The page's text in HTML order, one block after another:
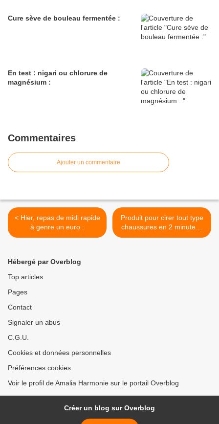
Cure sève de bouleau fermentée :
En test : nigari ou chlorure de
magnésium :
Commentaires
Ajouter un commentaire
< Hier, repas de midi rapide
à genre un euro :
Produit pour cirer tout type
chaussures en 2 minutes :
>
Hébergé par Overblog
Top articles
Pages
Contact
Signaler un abus
C.G.U.
Cookies et données personnelles
Préférences cookies
Voir le profil de Amalia Harmonie sur le portail Overblog
Créer un blog sur Overblog